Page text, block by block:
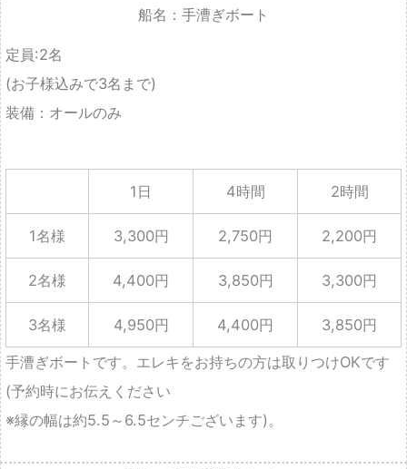
1日
4,400円 3,850円 3,300円
3名様 4,950円 4,400円 3,850円
手漕ぎボートです。エレキをお持ちの方は取りつけOKです
(予約時にお伝えください
※縁の幅は約5.5～6.5センチございます)。
船名：FRP手漕ぎボート